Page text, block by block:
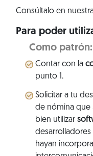
Consúltalo en
Para poder
Como patrón:
Contar con la
punto 1.
Solicitar a tu
de nómina que
bien utilizar
hayan